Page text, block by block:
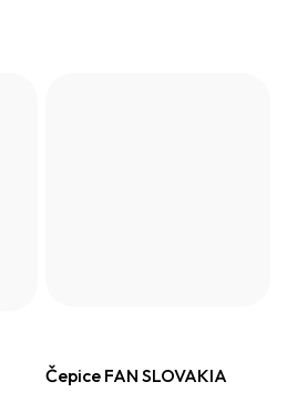
Čepice FAN SLOVAKIA